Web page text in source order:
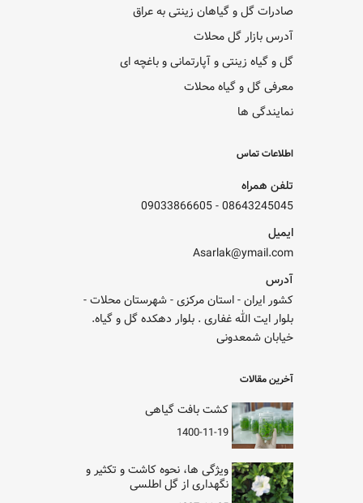
صادرات گل و گیاهان زینتی به عراق
آدرس بازار گل محلات
گل و گیاه زینتی و آپارتمانی و باغچه ای
معرفی گل و گیاه محلات
نمایندگی ها
اطلاعات تماس
تلفن همراه
08643245045
-
09033866605
ایمیل
Asarlak@ymail.com
آدرس
کشور ایران - استان مرکزی - شهرستان محلات -
بلوار ایت الله غفاری . بلوار دهکده گل و گیاه.
خیابان شمعدونی
آخرین مقالات
کشت بافت گیاهی
1400-11-19
ویژگی ها، نحوه کاشت و تکثیر و
نگهداری از گل اطلسی